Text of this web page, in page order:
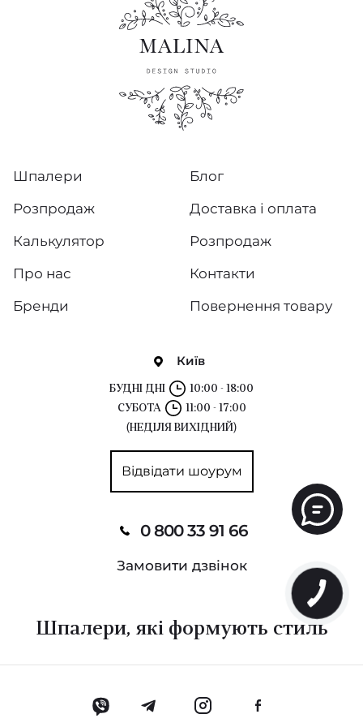
Київ
БУДНІ ДНІ
10:00 - 18:00
СУБОТА
11:00 - 17:00
(НЕДІЛЯ ВИХІДНИЙ)
Відвідати шоурум
0 800 33 91 66
Замовити дзвінок
Шпалери
Розпродаж
Калькулятор
Про нас
Бренди
Блог
Доставка і оплата
Розпродаж
Контакти
Повернення товару
Шпалери, які формують стиль